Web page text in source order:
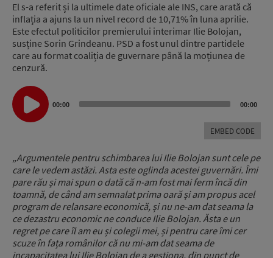
El s-a referit și la ultimele date oficiale ale INS, care arată că
inflația a ajuns la un nivel record de 10,71% în luna aprilie.
Este efectul politicilor premierului interimar Ilie Bolojan,
susține Sorin Grindeanu. PSD a fost unul dintre partidele
care au format coaliția de guvernare până la moțiunea de
cenzură.
Audio
Player
00:00 00:00
EMBED CODE
„Argumentele pentru schimbarea lui Ilie Bolojan sunt cele pe
care le vedem astăzi. Asta este oglinda acestei guvernări. Îmi
pare rău și mai spun o dată că n-am fost mai ferm încă din
toamnă, de când am semnalat prima oară și am propus acel
program de relansare economică, și nu ne-am dat seama la
ce dezastru economic ne conduce Ilie Bolojan. Ăsta e un
regret pe care îl am eu și colegii mei, și pentru care îmi cer
scuze în fața românilor că nu mi-am dat seama de
incapacitatea lui Ilie Bolojan de a gestiona, din punct de